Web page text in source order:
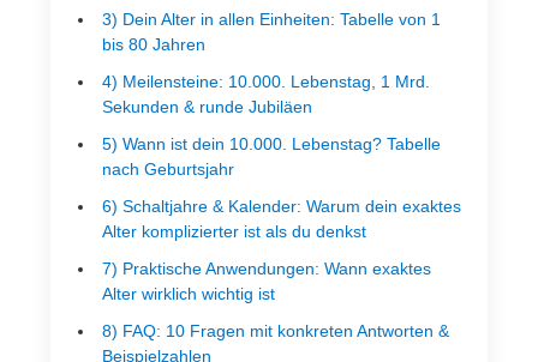
3) Dein Alter in allen Einheiten: Tabelle von 1
bis 80 Jahren
4) Meilensteine: 10.000. Lebenstag, 1 Mrd.
Sekunden & runde Jubiläen
5) Wann ist dein 10.000. Lebenstag? Tabelle
nach Geburtsjahr
6) Schaltjahre & Kalender: Warum dein exaktes
Alter komplizierter ist als du denkst
7) Praktische Anwendungen: Wann exaktes
Alter wirklich wichtig ist
8) FAQ: 10 Fragen mit konkreten Antworten &
Beispielzahlen